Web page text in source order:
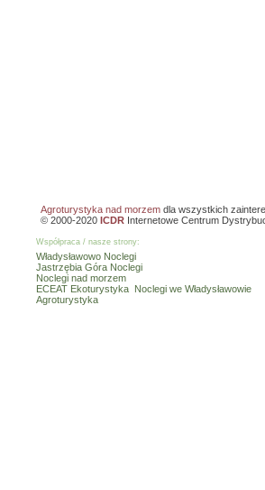
Agroturystyka nad morzem dla wszystkich
© 2000-2020 ICDR Internetowe Centrum
Współpraca / nasze strony:
Władysławowo Noclegi
Jastrzębia Góra Noclegi
Noclegi nad morzem
ECEAT Ekoturystyka Noclegi we Władysławowie
Agroturystyka